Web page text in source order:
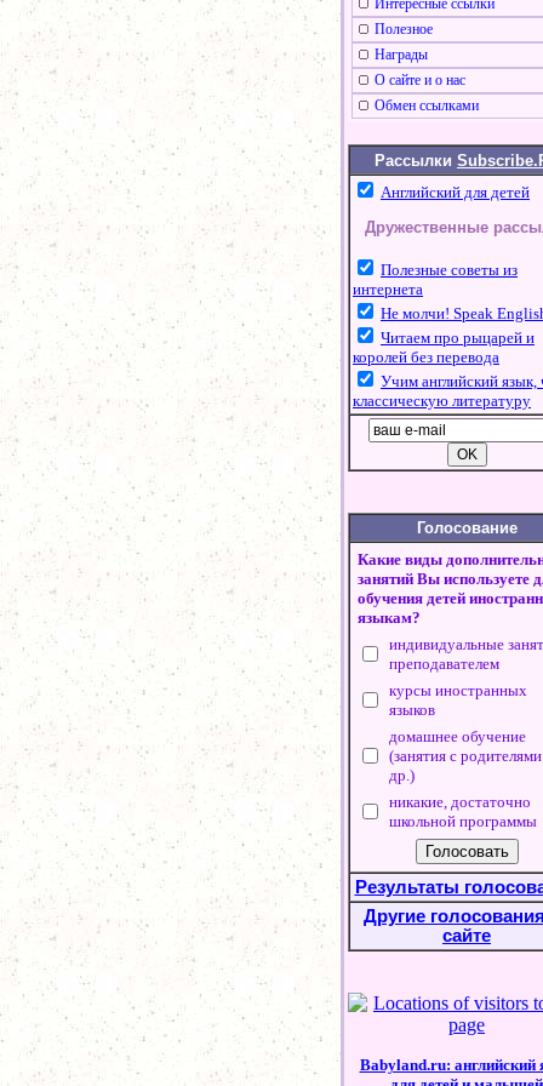
Интересные ссылки
Полезное
Награды
О сайте и о нас
Обмен ссылками
Рассылки
Английский для детей
Дружественные
Полезные советы из
интернета
Не молчи! Speak
Читаем про рыцарей и
королей без перевода
Учим английский язык,
классическую литературу
Голосование
Какие виды
занятий Вы используете
обучения детей
языкам?
индивидуальные
преподавателем
курсы иностранных
языков
домашнее обучение
(занятия с
др.)
никакие, достаточно
школьной программы
Результаты
Другие
сайте
Babyland.ru: английский